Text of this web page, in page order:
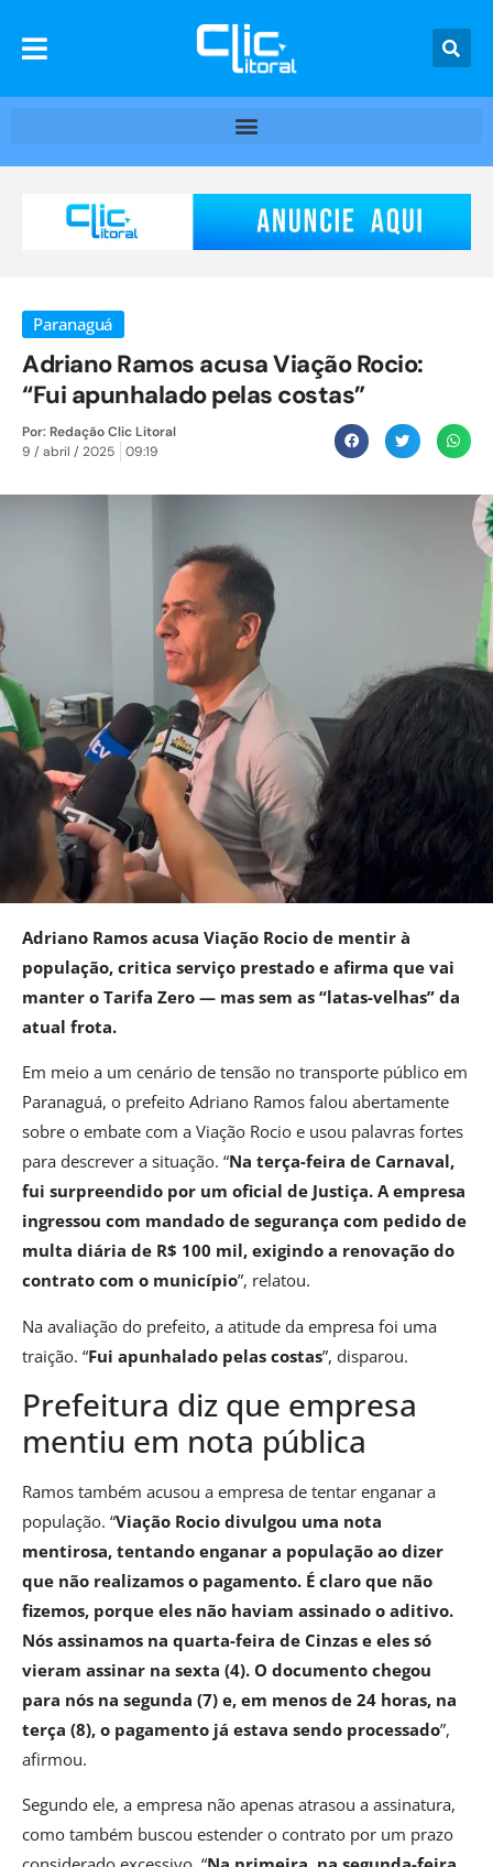
Paranaguá
Adriano Ramos acusa Viação Rocio:
“Fui apunhalado pelas costas”
Por:Redação Clic Litoral
9 / abril / 2025
09:19
Adriano Ramos acusa Viação Rocio de mentir à
população, critica serviço prestado e afirma que vai
manter o Tarifa Zero — mas sem as “latas-velhas” da
atual frota.
Em meio a um cenário de tensão no transporte público em
Paranaguá, o prefeito Adriano Ramos falou abertamente
sobre o embate com a Viação Rocio e usou palavras fortes
para descrever a situação. “Na terça-feira de Carnaval,
fui surpreendido por um oficial de Justiça. A empresa
ingressou com mandado de segurança com pedido de
multa diária de R$ 100 mil, exigindo a renovação do
contrato com o município”, relatou.
Na avaliação do prefeito, a atitude da empresa foi uma
traição. “Fui apunhalado pelas costas”, disparou.
Prefeitura diz que empresa
mentiu em nota pública
Ramos também acusou a empresa de tentar enganar a
população. “Viação Rocio divulgou uma nota
mentirosa, tentando enganar a população ao dizer
que não realizamos o pagamento. É claro que não
fizemos, porque eles não haviam assinado o aditivo.
Nós assinamos na quarta-feira de Cinzas e eles só
vieram assinar na sexta (4). O documento chegou
para nós na segunda (7) e, em menos de 24 horas, na
terça (8), o pagamento já estava sendo processado”,
afirmou.
Segundo ele, a empresa não apenas atrasou a assinatura,
como também buscou estender o contrato por um prazo